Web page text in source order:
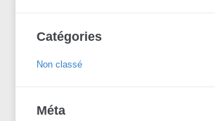
Catégories
Non classé
Méta